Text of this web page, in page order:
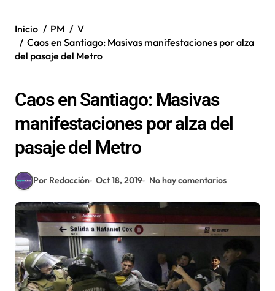
Inicio PM
V
Caos en Santiago: Masivas manifestaciones por alza
del pasaje del Metro
Caos en Santiago: Masivas
manifestaciones por alza del
pasaje del Metro
Por Redacción Oct 18, 2019 No hay comentarios